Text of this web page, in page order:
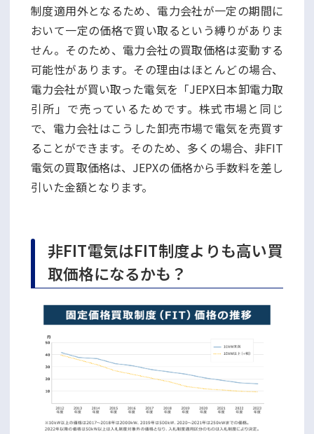
制度適用外となるため、電力会社が一定の期間に
おいて一定の価格で買い取るという縛りがありま
せん。そのため、電力会社の買取価格は変動する
可能性があります。その理由はほとんどの場合、
電力会社が買い取った電気を「JEPX日本卸電力取
引所」で売っているためです。株式市場と同じ
で、電力会社はこうした卸売市場で電気を売買す
ることができます。そのため、多くの場合、非FIT
電気の買取価格は、JEPXの価格から手数料を差し
引いた金額となります。
非FIT電気はFIT制度よりも高い買
取価格になるかも？